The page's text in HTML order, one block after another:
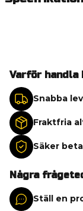
Varför handla
Snabba
Fraktfria
Säker
Några
Ställ en